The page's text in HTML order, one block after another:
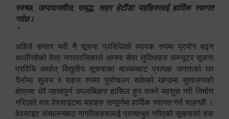
स्वच्छ, उत्पादनशील, समृद्ध, सहर हेटौंडा यहाँहरुलाई हार्दिक स्वागत
गर्दछ।
"
अहिले संसार भरी नै सूचना प्रविधिको व्यापक रुपमा प्रयोग बढ्न
थालीरहेको वेला नगरपालिकाले आफ्ना सेवा सुविधाहरु कम्प्यूटर सूचना
प्रविधि अर्थात् विद्युतीय सूचनाका माध्यमबाट प्रत्यक्ष जनताको घर
दैलोमा सुलभ र सहज रुपमा पुर्याचउन सकेको खण्डमा सुशासनको
क्षेत्रमा धेरै महत्वपुर्ण उपलब्धिहरु हासिल हुन सक्ने महशुस गरी निर्माण
गरिएको यस वेवसाइटमा यहांहरु सम्पूर्णमा हार्दिक स्वागत गर्न चाहन्छौं ।
वेवसाइट संचालनबाट नागरिकहरुलाई प्रत्याभुत गरीएको सूचनाको हक